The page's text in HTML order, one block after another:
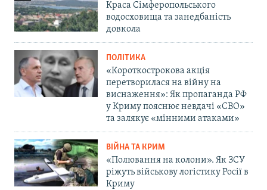
Краса Сімферопольського
водосховища та занедбаність
довкола
ПОЛІТИКА
«Короткострокова акція
перетворилася на війну на
виснаження»: Як пропаганда РФ
у Криму пояснює невдачі «СВО»
та залякує «мінними атаками»
ВІЙНА ТА КРИМ
«Полювання на колони». Як ЗСУ
ріжуть військову логістику Росії в
Криму